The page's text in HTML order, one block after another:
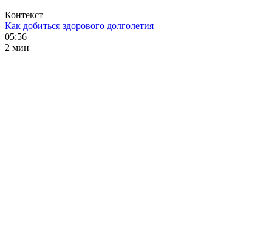
Контекст
Как добиться здорового долголетия
05:56
2 мин